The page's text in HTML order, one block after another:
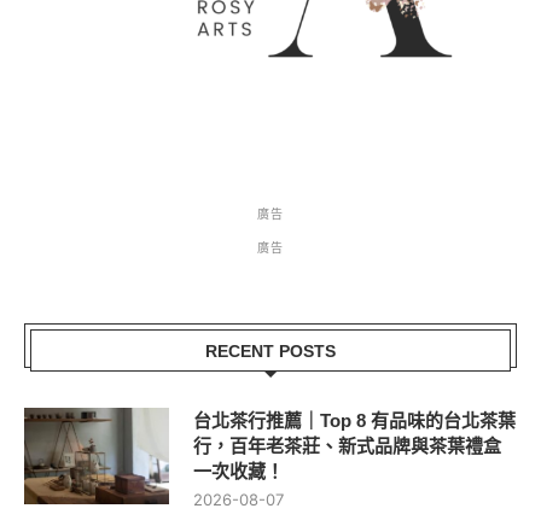
廣告
廣告
RECENT POSTS
台北茶行推薦｜Top 8 有品味的台北茶葉
行，百年老茶莊、新式品牌與茶葉禮盒
一次收藏！
2026-08-07